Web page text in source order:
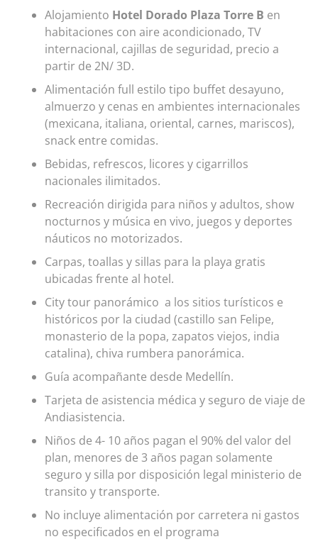
Alojamiento Hotel Dorado Plaza Torre B en
habitaciones con aire acondicionado, TV
internacional, cajillas de seguridad, precio a
partir de 2N/ 3D.
Alimentación full estilo tipo buffet desayuno,
almuerzo y cenas en ambientes internacionales
(mexicana, italiana, oriental, carnes, mariscos),
snack entre comidas.
Bebidas, refrescos, licores y cigarrillos
nacionales ilimitados.
Recreación dirigida para niños y adultos, show
nocturnos y música en vivo, juegos y deportes
náuticos no motorizados.
Carpas, toallas y sillas para la playa gratis
ubicadas frente al hotel.
City tour panorámico a los sitios turísticos e
históricos por la ciudad (castillo san Felipe,
monasterio de la popa, zapatos viejos, india
catalina), chiva rumbera panorámica.
Guía acompañante desde Medellín.
Tarjeta de asistencia médica y seguro de viaje de
Andiasistencia.
Niños de 4- 10 años pagan el 90% del valor del
plan, menores de 3 años pagan solamente
seguro y silla por disposición legal ministerio de
transito y transporte.
No incluye alimentación por carretera ni gastos
no especificados en el programa